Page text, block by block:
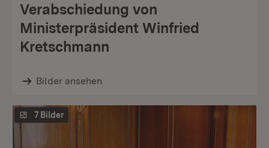
Verabschiedung von
Ministerpräsident Winfried
Kretschmann
Bilder ansehen
7 Bilder